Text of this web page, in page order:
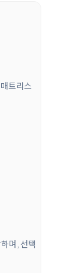
트리스
며, 선택